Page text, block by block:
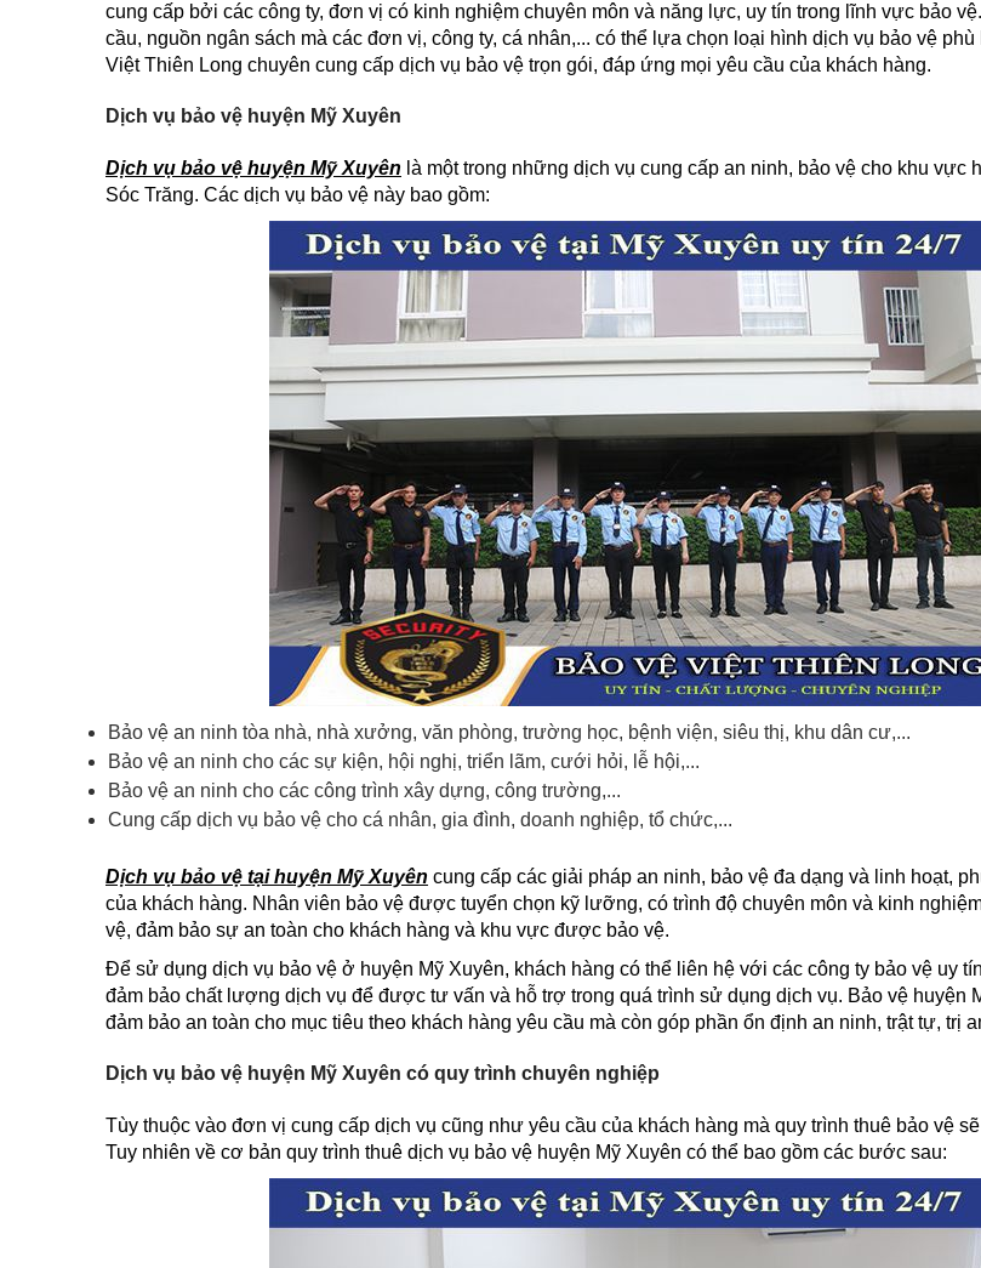
cung cấp bởi các công ty, đơn vị có kinh nghiệm chuyên môn và năng lực, uy tín trong lĩnh vực bảo
cầu, nguồn ngân sách mà các đơn vị, công ty, cá nhân,... có thể lựa chọn loại hình dịch vụ bảo vệ
Việt Thiên Long chuyên cung cấp dịch vụ bảo vệ trọn gói, đáp ứng mọi yêu cầu của khách hàng.
Dịch vụ bảo vệ huyện Mỹ Xuyên
Dịch vụ bảo vệ huyện Mỹ Xuyên là một trong những dịch vụ cung cấp an ninh, bảo vệ cho khu vực
Sóc Trăng. Các dịch vụ bảo vệ này bao gồm:
Bảo vệ an ninh tòa nhà, nhà xưởng, văn phòng, trường học, bệnh viện, siêu thị, khu dân cư,...
Bảo vệ an ninh cho các sự kiện, hội nghị, triển lãm, cưới hỏi, lễ hội,...
Bảo vệ an ninh cho các công trình xây dựng, công trường,...
Cung cấp dịch vụ bảo vệ cho cá nhân, gia đình, doanh nghiệp, tổ chức,...
Dịch vụ bảo vệ tại huyện Mỹ Xuyên cung cấp các giải pháp an ninh, bảo vệ đa dạng và linh hoạt,
của khách hàng. Nhân viên bảo vệ được tuyển chọn kỹ lưỡng, có trình độ chuyên môn và kinh
vệ, đảm bảo sự an toàn cho khách hàng và khu vực được bảo vệ.
Để sử dụng dịch vụ bảo vệ ở huyện Mỹ Xuyên, khách hàng có thể liên hệ với các công ty bảo vệ uy
đảm bảo chất lượng dịch vụ để được tư vấn và hỗ trợ trong quá trình sử dụng dịch vụ. Bảo vệ huyện
đảm bảo an toàn cho mục tiêu theo khách hàng yêu cầu mà còn góp phần ổn định an ninh, trật tự, trị
Dịch vụ bảo vệ huyện Mỹ Xuyên có quy trình chuyên nghiệp
Tùy thuộc vào đơn vị cung cấp dịch vụ cũng như yêu cầu của khách hàng mà quy trình thuê bảo vệ
Tuy nhiên về cơ bản quy trình thuê dịch vụ bảo vệ huyện Mỹ Xuyên có thể bao gồm các bước sau: